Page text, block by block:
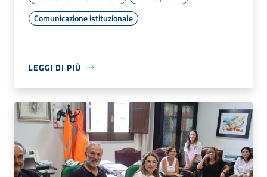
Comunicazione istituzionale
LEGGI DI PIÙ